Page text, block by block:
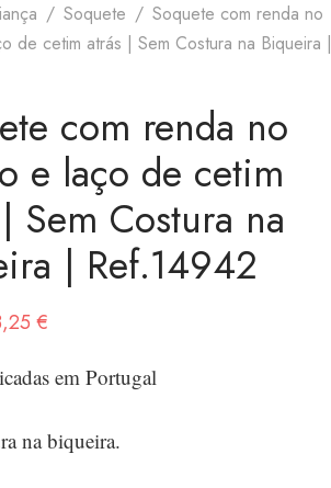
/ Soquete / Soquete com renda no
de cetim atrás | Sem Costura na Biqueira |
com renda no
e laço de cetim
Sem Costura na
| Ref.14942
€.
€
atual é:
em Portugal
na biqueira.